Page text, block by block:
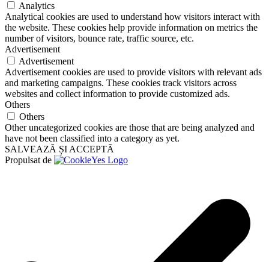
Analytics
Analytical cookies are used to understand how visitors interact with
the website. These cookies help provide information on metrics the
number of visitors, bounce rate, traffic source, etc.
Advertisement
Advertisement
Advertisement cookies are used to provide visitors with relevant ads
and marketing campaigns. These cookies track visitors across
websites and collect information to provide customized ads.
Others
Others
Other uncategorized cookies are those that are being analyzed and
have not been classified into a category as yet.
SALVEAZĂ ȘI ACCEPTĂ
Propulsat de